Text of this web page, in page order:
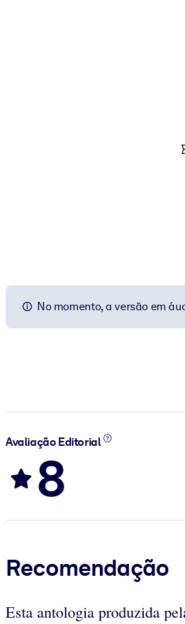
Fuel your AI systems with reliable,
No momento, a versão em
Avaliação Editorial
8
Recomendação
Esta antologia produzida